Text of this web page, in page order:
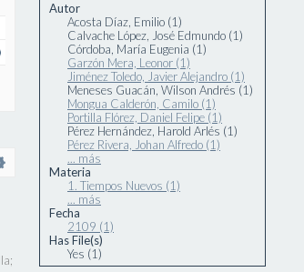
;
Autor
Acosta Díaz, Emilio (1)
Calvache López, José Edmundo (1)
Córdoba, María Eugenia (1)
Garzón Mera, Leonor (1)
Jiménez Toledo, Javier Alejandro (1)
Meneses Guacán, Wilson Andrés (1)
Mongua Calderón, Camilo (1)
Portilla Flórez, Daniel Felipe (1)
Pérez Hernández, Harold Arlés (1)
Pérez Rivera, Johan Alfredo (1)
... más
Materia
1. Tiempos Nuevos (1)
... más
Fecha
2109 (1)
Has File(s)
Yes (1)